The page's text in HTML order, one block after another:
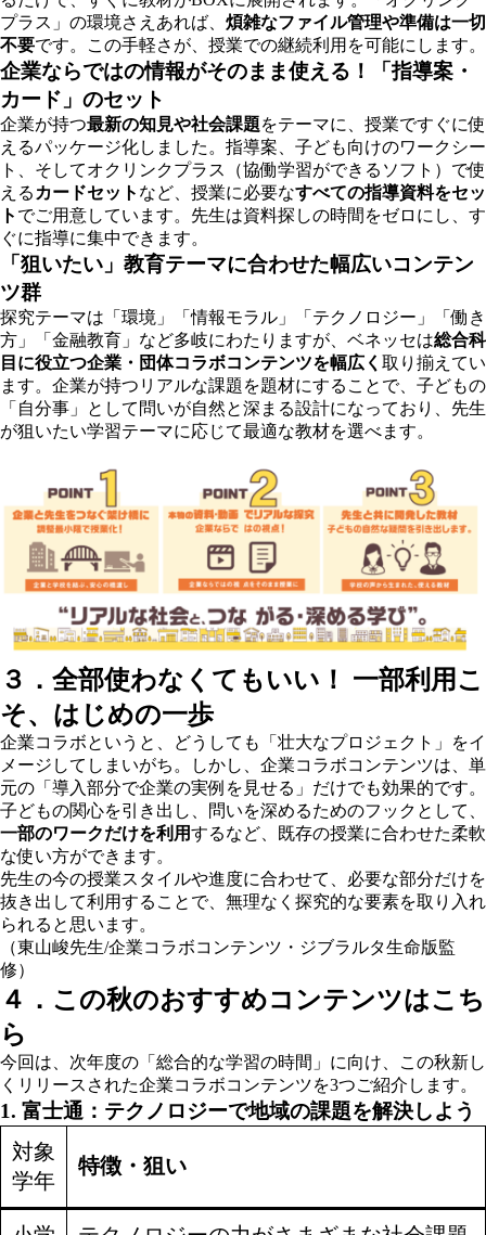
プラス」の環境さえあれば、 煩雑なファイル管理や準備は一切
不要です。この手軽さが、授業での継続利用を可能にします。
企業ならではの情報がそのまま使える！「指導案・
カード」のセット
企業が持つ最新の知見や社会課題をテーマに、授業ですぐに使
えるパッケージ化しました。指導案、子ども向けのワークシー
ト、そしてオクリンクプラス（協働学習ができるソフト）で使
える カードセット など、授業に必要なすべての指導資料をセッ
ト でご用意しています。先生は資料探しの時間をゼロにし、す
ぐに指導に集中できます。
「狙いたい」教育テーマに合わせた幅広いコンテン
ツ群
探究テーマは「環境」「情報モラル」「テクノロジー」「働き
方」「金融教育」など多岐にわたりますが、ベネッセは総合科
目に役立つ企業・団体コラボコンテンツを幅広く 取り揃えてい
ます。企業が持つリアルな課題を題材にすることで、子どもの
「自分事」として問いが自然と深まる設計になっており、先生
が狙いたい学習テーマに応じて最適な教材を選べます。
３．全部使わなくてもいい！ 一部利用こ
そ、はじめの一歩
企業コラボというと、どうしても「壮大なプロジェクト」をイ
メージしてしまいがち。しかし、企業コラボコンテンツは、単
元の「導入部分で企業の実例を見せる」だけでも効果的です。
子どもの関心を引き出し、問いを深めるためのフックとして、
一部のワークだけを利用するなど、既存の授業に合わせた柔軟
な使い方ができます。
先生の今の授業スタイルや進度に合わせて、必要な部分だけを
抜き出して利用することで、無理なく探究的な要素を取り入れ
られると思います。
（東山峻先生/企業コラボコンテンツ・ジブラルタ生命版監
修）
４．この秋のおすすめコンテンツはこち
ら
今回は、次年度の「総合的な学習の時間」に向け、この秋新し
くリリースされた企業コラボコンテンツを3つご紹介します。
1. 富士通：テクノロジーで地域の課題を解決しよう
対象
学年
特徴・狙い